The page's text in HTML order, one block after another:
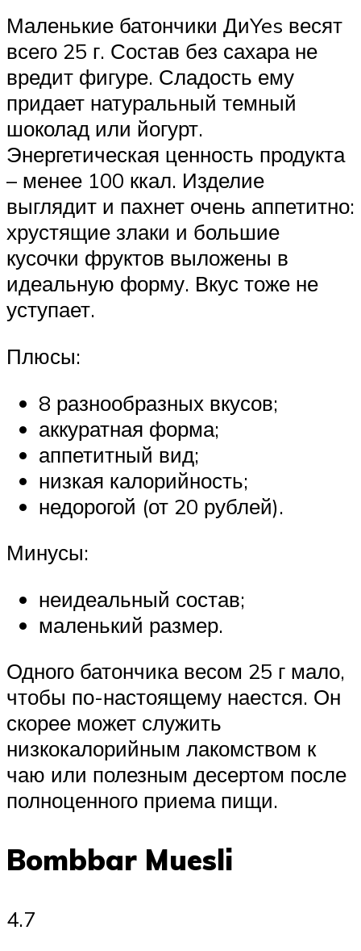
Маленькие батончики ДиYes весят
всего 25 г. Состав без сахара не
вредит фигуре. Сладость ему
придает натуральный темный
шоколад или йогурт.
Энергетическая ценность продукта
– менее 100 ккал. Изделие
выглядит и пахнет очень аппетитно:
хрустящие злаки и большие
кусочки фруктов выложены в
идеальную форму. Вкус тоже не
уступает.
Плюсы:
8 разнообразных вкусов;
аккуратная форма;
аппетитный вид;
низкая калорийность;
недорогой (от 20 рублей).
Минусы:
неидеальный состав;
маленький размер.
Одного батончика весом 25 г мало,
чтобы по-настоящему наестся. Он
скорее может служить
низкокалорийным лакомством к
чаю или полезным десертом после
полноценного приема пищи.
Bombbar Muesli
4.7